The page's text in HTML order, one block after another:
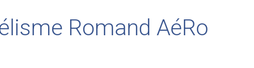
Romand AéRo